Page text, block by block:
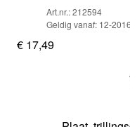
Art.nr.: 212594
Geldig vanaf: 12-2016
€ 17,49